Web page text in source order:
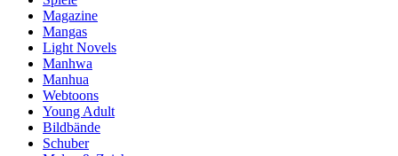
Magazine
Mangas
Light Novels
Manhwa
Manhua
Webtoons
Young Adult
Bildbände
Schuber